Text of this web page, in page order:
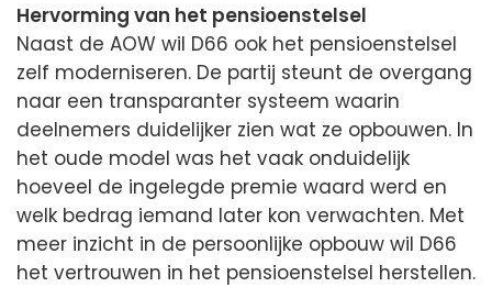
Hervorming van het pensioenstelsel
Naast de AOW wil D66 ook het pensioenstelsel
zelf moderniseren. De partij steunt de overgang
naar een transparanter systeem waarin
deelnemers duidelijker zien wat ze opbouwen. In
het oude model was het vaak onduidelijk
hoeveel de ingelegde premie waard werd en
welk bedrag iemand later kon verwachten. Met
meer inzicht in de persoonlijke opbouw wil D66
het vertrouwen in het pensioenstelsel herstellen.